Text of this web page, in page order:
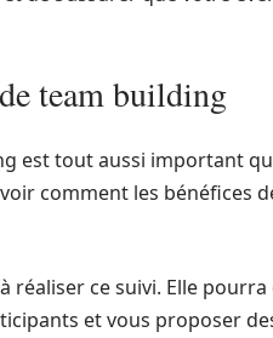
team building
est tout aussi important
voir comment les bénéfices
réaliser ce suivi. Elle
et vous proposer